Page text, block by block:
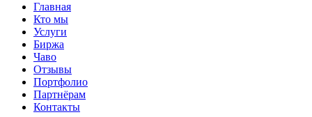
Главная
Кто мы
Услуги
Биржа
Чаво
Отзывы
Портфолио
Партнёрам
Контакты